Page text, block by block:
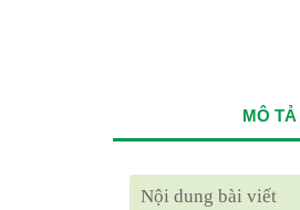
MÔ TẢ
Nội dung bài viết